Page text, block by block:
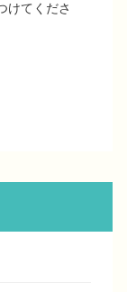
けてくださ